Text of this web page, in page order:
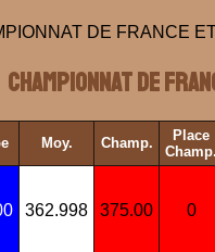
DE FRANCE
Championnat de
Moy. Champ.
Place
Champ.
362.998 375.00 0